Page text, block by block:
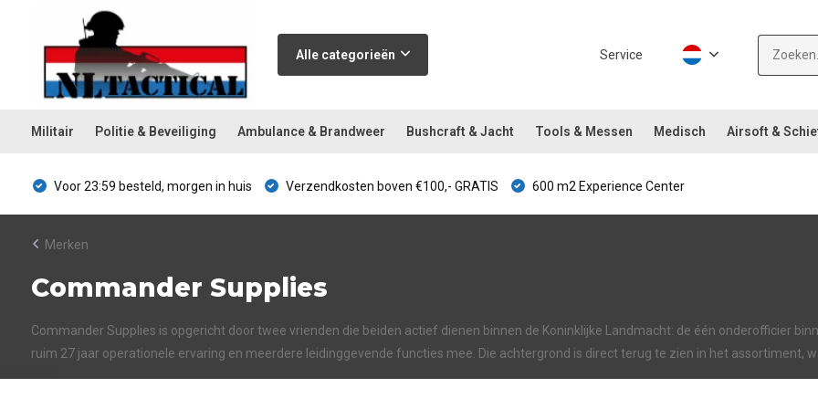
Alle categorieën Service
Militair Politie & Beveiliging Ambulance & Brandweer Bushcraft & Jacht Tools & Messen Medisch Airsoft &
Voor 23:59 besteld, morgen in huis Verzendkosten boven €100,- GRATIS 600 m2 Experience Center
Merken
Commander Supplies
Commander Supplies is opgericht door twee vrienden die beiden actief dienen binnen de Koninklijke Landmacht: de één onderofficier
ruim 27 jaar operationele ervaring en meerdere leidinggevende functies mee. Die achtergrond is direct terug te zien in het assortiment,